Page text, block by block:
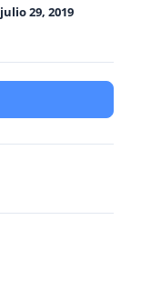
julio 29, 2019